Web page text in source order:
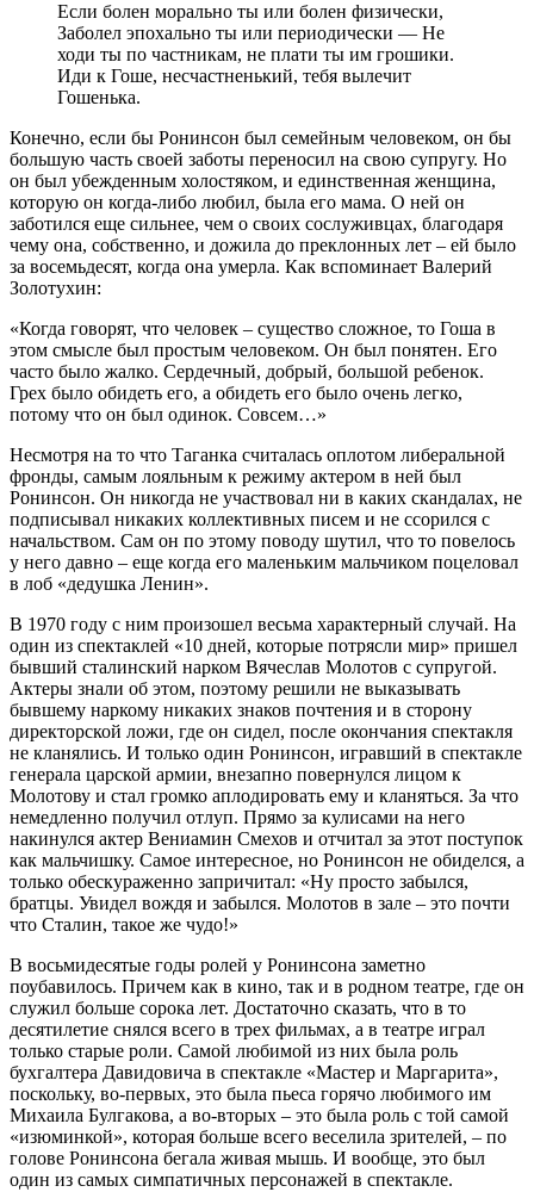
Если болен морально ты или болен физически,
Заболел эпохально ты или периодически — Не
ходи ты по частникам, не плати ты им грошики.
Иди к Гоше, несчастненький, тебя вылечит
Гошенька.
Конечно, если бы Ронинсон был семейным человеком, он бы
большую часть своей заботы переносил на свою супругу. Но
он был убежденным холостяком, и единственная женщина,
которую он когда-либо любил, была его мама. О ней он
заботился еще сильнее, чем о своих сослуживцах, благодаря
чему она, собственно, и дожила до преклонных лет – ей было
за восемьдесят, когда она умерла. Как вспоминает Валерий
Золотухин:
«Когда говорят, что человек – существо сложное, то Гоша в
этом смысле был простым человеком. Он был понятен. Его
часто было жалко. Сердечный, добрый, большой ребенок.
Грех было обидеть его, а обидеть его было очень легко,
потому что он был одинок. Совсем…»
Несмотря на то что Таганка считалась оплотом либеральной
фронды, самым лояльным к режиму актером в ней был
Ронинсон. Он никогда не участвовал ни в каких скандалах, не
подписывал никаких коллективных писем и не ссорился с
начальством. Сам он по этому поводу шутил, что то повелось
у него давно – еще когда его маленьким мальчиком поцеловал
в лоб «дедушка Ленин».
В 1970 году с ним произошел весьма характерный случай. На
один из спектаклей «10 дней, которые потрясли мир» пришел
бывший сталинский нарком Вячеслав Молотов с супругой.
Актеры знали об этом, поэтому решили не выказывать
бывшему наркому никаких знаков почтения и в сторону
директорской ложи, где он сидел, после окончания спектакля
не кланялись. И только один Ронинсон, игравший в спектакле
генерала царской армии, внезапно повернулся лицом к
Молотову и стал громко аплодировать ему и кланяться. За что
немедленно получил отлуп. Прямо за кулисами на него
накинулся актер Вениамин Смехов и отчитал за этот поступок
как мальчишку. Самое интересное, но Ронинсон не обиделся, а
только обескураженно запричитал: «Ну просто забылся,
братцы. Увидел вождя и забылся. Молотов в зале – это почти
что Сталин, такое же чудо!»
В восьмидесятые годы ролей у Ронинсона заметно
поубавилось. Причем как в кино, так и в родном театре, где он
служил больше сорока лет. Достаточно сказать, что в то
десятилетие снялся всего в трех фильмах, а в театре играл
только старые роли. Самой любимой из них была роль
бухгалтера Давидовича в спектакле «Мастер и Маргарита»,
поскольку, во-первых, это была пьеса горячо любимого им
Михаила Булгакова, а во-вторых – это была роль с той самой
«изюминкой», которая больше всего веселила зрителей, – по
голове Ронинсона бегала живая мышь. И вообще, это был
один из самых симпатичных персонажей в спектакле.